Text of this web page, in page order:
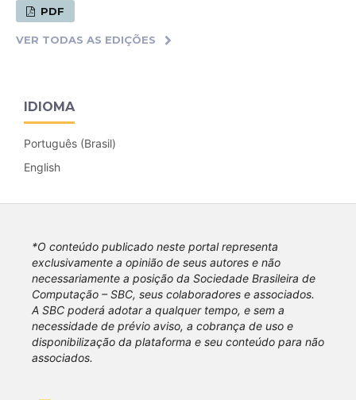
PDF
VER TODAS AS EDIÇÕES
IDIOMA
Português (Brasil)
English
*O conteúdo publicado neste portal representa
exclusivamente a opinião de seus autores e não
necessariamente a posição da Sociedade Brasileira de
Computação – SBC, seus colaboradores e associados.
A SBC poderá adotar a qualquer tempo, e sem a
necessidade de prévio aviso, a cobrança de uso e
disponibilização da plataforma e seu conteúdo para não
associados.